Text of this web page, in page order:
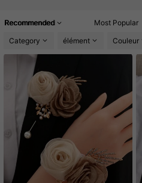
Recommended Most Popular
Category
élément Couleur